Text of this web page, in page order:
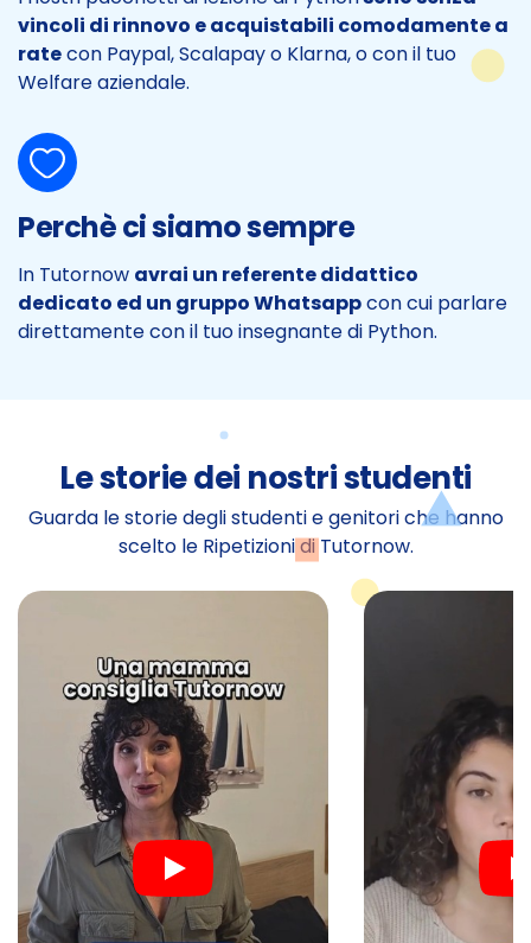
vincoli di rinnovo e acquistabili comodamente a
ratecon Paypal, Scalapay o Klarna, o con il tuo
Welfare aziendale.
Perchè ci siamo sempre
In Tutornow avrai un referente didattico
dedicato ed un gruppo Whatsappcon cui parlare
direttamente con il tuo insegnante di Python.
Le storie dei nostri studenti
Guarda le storie degli studenti e genitori che hanno
scelto le Ripetizioni di Tutornow.